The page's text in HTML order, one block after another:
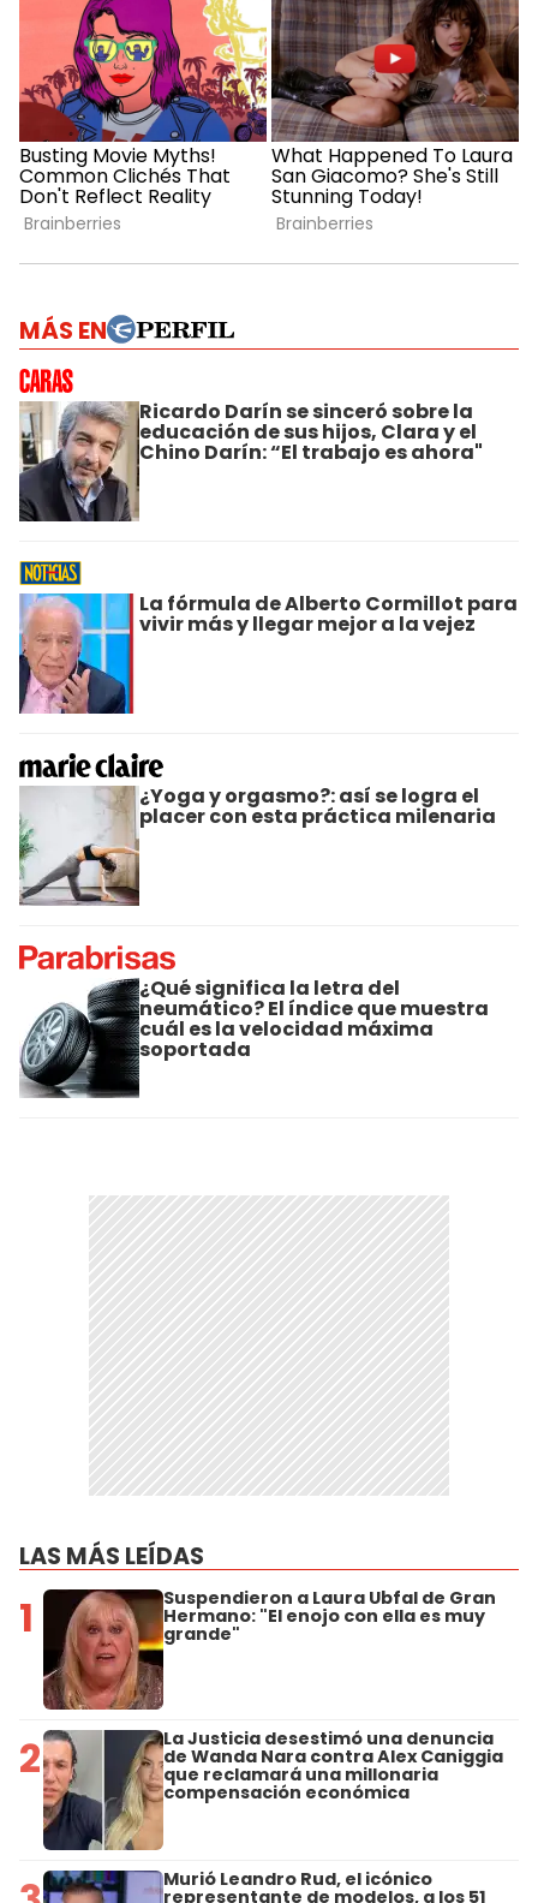
MÁS EN
Ricardo Darín se sinceró sobre la
educación de sus hijos, Clara y el
Chino Darín: “El trabajo es ahora"
La fórmula de Alberto Cormillot para
vivir más y llegar mejor a la vejez
¿Yoga y orgasmo?: así se logra el
placer con esta práctica milenaria
¿Qué significa la letra del
neumático? El índice que muestra
cuál es la velocidad máxima
soportada
LAS MÁS LEÍDAS
1 Suspendieron a Laura Ubfal de Gran
Hermano: "El enojo con ella es muy
grande"
2 La Justicia desestimó una denuncia
de Wanda Nara contra Alex Caniggia
que reclamará una millonaria
compensación económica
Murió Leandro Rud, el icónico
representante de modelos, a los 51